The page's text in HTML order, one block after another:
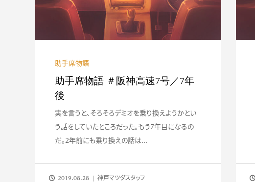
助手席物語
助手席物語 ＃阪神高速7号／7年
後
実を言うと、そろそろデミオを乗り換えようかとい
う話をしていたところだった。もう7年目になるの
だ。2年前にも乗り換えの話は...
2019.08.28 神戸マツダスタッフ